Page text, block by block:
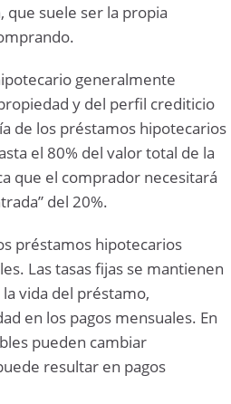
que suele ser la propia
generalmente
y del perfil crediticio
de los préstamos hipotecarios
el 80% del valor total de la
que el comprador necesitará
del 20%.
préstamos hipotecarios
Las tasas fijas se mantienen
vida del préstamo,
en los pagos mensuales. En
pueden cambiar
resultar en pagos